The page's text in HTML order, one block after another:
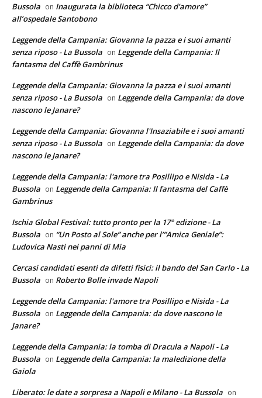
Bussola on Inaugurata la biblioteca “Chicco d’amore”
all’ospedale Santobono
Leggende della Campania: Giovanna la pazza e i suoi amanti
senza riposo - La Bussola on Leggende della Campania: Il
fantasma del Caffè Gambrinus
Leggende della Campania: Giovanna la pazza e i suoi amanti
senza riposo - La Bussola on Leggende della Campania: da dove
nascono le Janare?
Leggende della Campania: Giovanna l'Insaziabile e i suoi amanti
senza riposo - La Bussola on Leggende della Campania: da dove
nascono le Janare?
Leggende della Campania: l'amore tra Posillipo e Nisida - La
Bussola on Leggende della Campania: Il fantasma del Caffè
Gambrinus
Ischia Global Festival: tutto pronto per la 17° edizione - La
Bussola on “Un Posto al Sole” anche per l’”Amica Geniale”:
Ludovica Nasti nei panni di Mia
Cercasi candidati esenti da difetti fisici: il bando del San Carlo - La
Bussola on Roberto Bolle invade Napoli
Leggende della Campania: l'amore tra Posillipo e Nisida - La
Bussola on Leggende della Campania: da dove nascono le
Janare?
Leggende della Campania: la tomba di Dracula a Napoli - La
Bussola on Leggende della Campania: la maledizione della
Gaiola
Liberato: le date a sorpresa a Napoli e Milano - La Bussola on